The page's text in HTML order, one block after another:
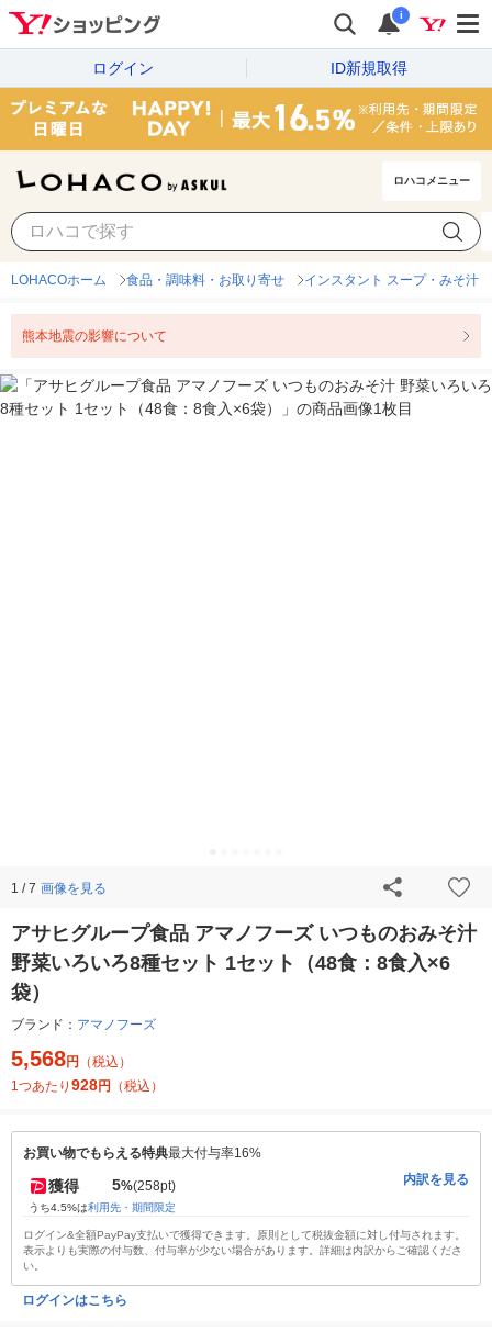
i
ログイン ID新規取得
ロハコメニュー
LOHACOホーム 食品・調味料・お取り寄せ インスタント スープ・みそ汁
熊本地震の影響について
1 / 7 画像を見る
アサヒグループ食品 アマノフーズ いつものおみそ汁
野菜いろいろ8種セット 1セット（48食：8食入×6
袋）
ブランド： アマノフーズ
5,568円
（税込）
1つあたり 928円 （税込）
お買い物でもらえる特典最大付与率16%
獲得 5%(258pt)
うち4.5%は利用先・期間限定
内訳を見る
ログイン&全額PayPay支払いで獲得できます。原則として税抜金額に対し付与されます。
表示よりも実際の付与数、付与率が少ない場合があります。詳細は内訳からご確認くださ
い。
ログインはこちら